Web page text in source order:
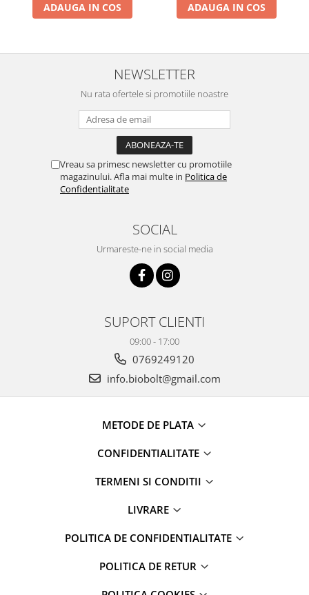
ADAUGA IN COS ADAUGA IN COS
NEWSLETTER
Nu rata ofertele si promotiile noastre
Vreau sa primesc newsletter cu promotiile
magazinului. Afla mai multe in Politica de
Confidentialitate
SOCIAL
Urmareste-ne in social media
SUPORT CLIENTI
09:00 - 17:00
0769249120
info.biobolt@gmail.com
METODE DE PLATA
CONFIDENTIALITATE
TERMENI SI CONDITII
LIVRARE
POLITICA DE CONFIDENTIALITATE
POLITICA DE RETUR